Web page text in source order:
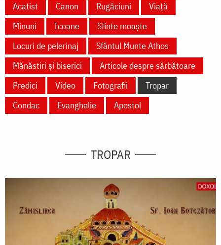
Acatist Canon Rugăciuni
Viață
Minuni
Icoane
Sfinte moaște
Locuri de pelerinaj
Sfântul Munte Athos
Mănăstiri și biserici
Articole despre sărbătoare
Predici
Video Fotografii
Tropar
Condac
Evanghelie Apostol
TROPAR